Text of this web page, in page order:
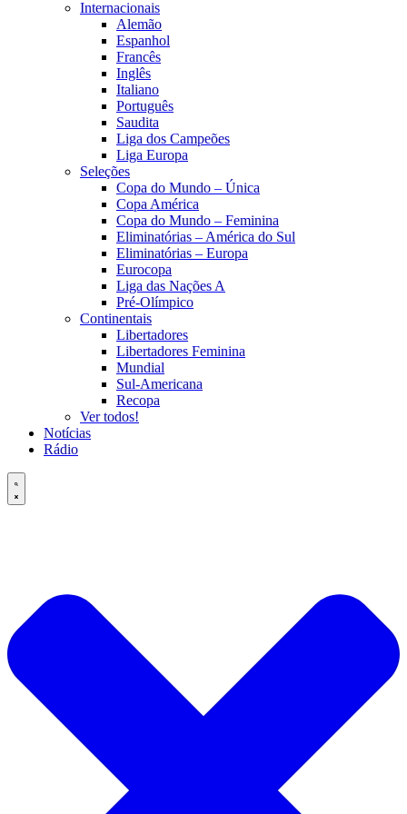
Internacionais
Alemão
Espanhol
Francês
Inglês
Italiano
Português
Saudita
Liga dos Campeões
Liga Europa
Seleções
Copa do Mundo – Única
Copa América
Copa do Mundo – Feminina
Eliminatórias – América do Sul
Eliminatórias – Europa
Eurocopa
Liga das Nações A
Pré-Olímpico
Continentais
Libertadores
Libertadores Feminina
Mundial
Sul-Americana
Recopa
Ver todos!
Notícias
Rádio